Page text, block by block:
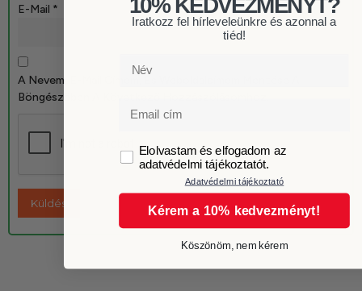
E-Mail *
A Nevem, E-Mail Címem, És Weboldalcímem Mentése A
Böngészőben A Következő Hozzászólásomhoz.
10% KEDVEZMÉNYT?
Iratkozz fel hírleveleünkre és azonnal a
tiéd!
Név
Email
GDPRElolvastam és elfogadom az
adatvédelmi tájékoztatót.
Adatvédelmi tájékoztató
Kérem a 10% kedvezményt!
Köszönöm, nem kérem